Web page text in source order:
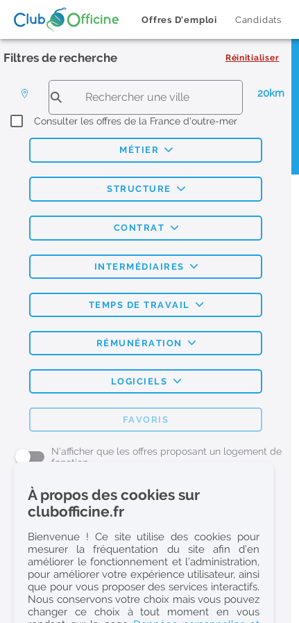
Offres D'emploi Candidats
Filtres de recherche Réinitialiser
20km
Consulter les offres de la France d'outre-mer
MÉTIER
STRUCTURE
CONTRAT
INTERMÉDIAIRES
TEMPS DE TRAVAIL
RÉMUNÉRATION
LOGICIELS
FAVORIS
N'afficher que les offres proposant un logement de
fonction
L'emploi Pharmacie par métier
Pharmacien (H/F)
Préparateur en Pharmacie (H/F)
Etudiant en Pharmacie (H/F)
Etudiant en Pharmacie 6e année validée (H/F)
Conseiller Dermo Cosmetique - Esthéticienne (H/F)
À propos des cookies sur
clubofficine.fr
Bienvenue ! Ce site utilise des cookies pour
mesurer la fréquentation du site afin d’en
améliorer le fonctionnement et l’administration,
pour améliorer votre expérience utilisateur, ainsi
que pour vous proposer des services interactifs.
Nous conservons votre choix mais vous pouvez
changer ce choix à tout moment en vous